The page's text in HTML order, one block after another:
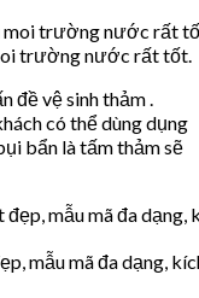
trường nước rất tốt.
đề vệ sinh thảm .
có thể dùng dụng
bẩn là tấm thảm sẽ
mẫu mã đa dạng,